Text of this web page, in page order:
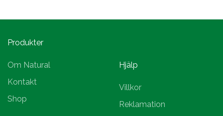
Produkter
Om Natural
Kontakt
Shop
Hjälp
Villkor
Reklamation